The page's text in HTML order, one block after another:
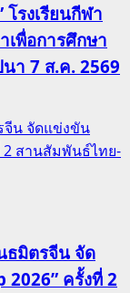
รงเรียนกีฬา
เพื่อการศึกษา
า 7 ส.ค. 2569
จีน จัดแข่งขัน
2 สานสัมพันธ์ไทย-
ธมิตรจีน จัด
2026” ครั้งที่ 2